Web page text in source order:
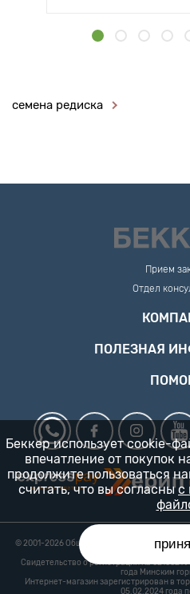
семена редиска
Прием
Отдел
ПОЛЕЗНАЯ
© 2001-2026 Общество с ограниченной
магазин
Свидетельство о регистрации № 0218821
года Минским
Интернет-магазин зарегистрирован в
05.02.2024 года
Беккер использует cookie-
впечатление от покупок
продолжите пользоваться
считать, что вы согласны с